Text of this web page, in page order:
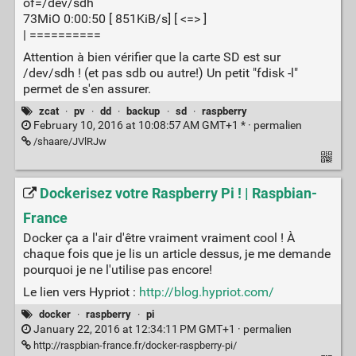
73MiO 0:00:50 [ 851KiB/s] [ <=> ]
| ==========
Attention à bien vérifier que la carte SD est sur
/dev/sdh ! (et pas sdb ou autre!) Un petit "fdisk -l"
permet de s'en assurer.
zcat · pv · dd · backup · sd · raspberry
February 10, 2016 at 10:08:57 AM GMT+1 * · permalien
/shaare/JVlRJw
Dockerisez votre Raspberry Pi ! | Raspbian-
France
Docker ça a l'air d'être vraiment vraiment cool ! À
chaque fois que je lis un article dessus, je me demande
pourquoi je ne l'utilise pas encore!
Le lien vers Hypriot : http://blog.hypriot.com/
docker · raspberry · pi
January 22, 2016 at 12:34:11 PM GMT+1 · permalien
http://raspbian-france.fr/docker-raspberry-pi/